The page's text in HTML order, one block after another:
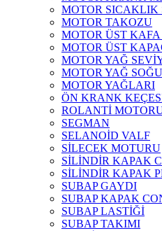
MOTOR SICAKLIK
MOTOR TAKOZU
MOTOR ÜST
MOTOR ÜST
MOTOR YAĞ
MOTOR YAĞ
MOTOR YAĞLARI
ÖN KRANK
ROLANTİ
SEGMAN
SELANOİD VALF
SİLECEK MOTURU
SİLİNDİR KAPAK
SİLİNDİR KAPAK
SUBAP GAYDI
SUBAP KAPAK
SUBAP LASTİĞİ
SUBAP TAKIMI